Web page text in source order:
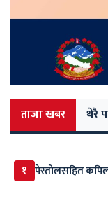
ताजा खबर धेरै
१ पेस्तोलसहित